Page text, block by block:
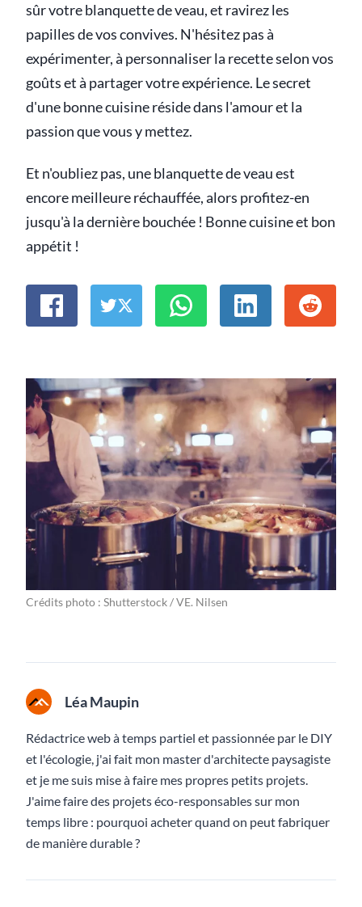
sûr votre blanquette de veau, et ravirez les
papilles de vos convives. N'hésitez pas à
expérimenter, à personnaliser la recette selon vos
goûts et à partager votre expérience. Le secret
d'une bonne cuisine réside dans l'amour et la
passion que vous y mettez.
Et n'oubliez pas, une blanquette de veau est
encore meilleure réchauffée, alors profitez-en
jusqu'à la dernière bouchée ! Bonne cuisine et bon
appétit !
Crédits photo : Shutterstock / VE. Nilsen
Léa Maupin
Rédactrice web à temps partiel et passionnée par le DIY
et l'écologie, j'ai fait mon master d'architecte paysagiste
et je me suis mise à faire mes propres petits projets.
J'aime faire des projets éco-responsables sur mon
temps libre : pourquoi acheter quand on peut fabriquer
de manière durable ?